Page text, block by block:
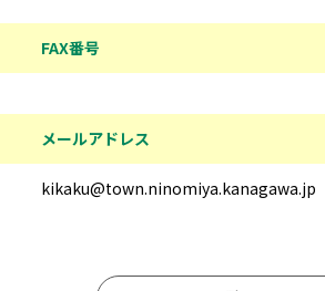
FAX番号
メールアドレス
kikaku@town.ninomiya.kanagawa.jp